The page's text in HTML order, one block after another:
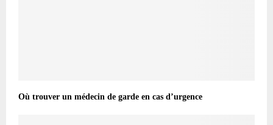
Où trouver un médecin de garde en cas d’urgence